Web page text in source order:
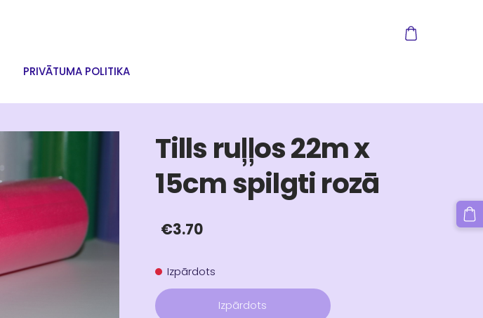
PRIVĀTUMA POLITIKA
Tills ruļļos 22m x
15cm spilgti rozā
€3.70
Izpārdots
Izpārdots